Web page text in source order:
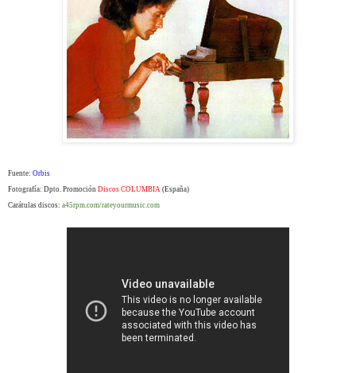
Fuente: Orbis
Fotografía: Dpto. Promoción Discos COLUMBIA (España)
Carátulas discos: a45rpm.com/rateyourmusic.com